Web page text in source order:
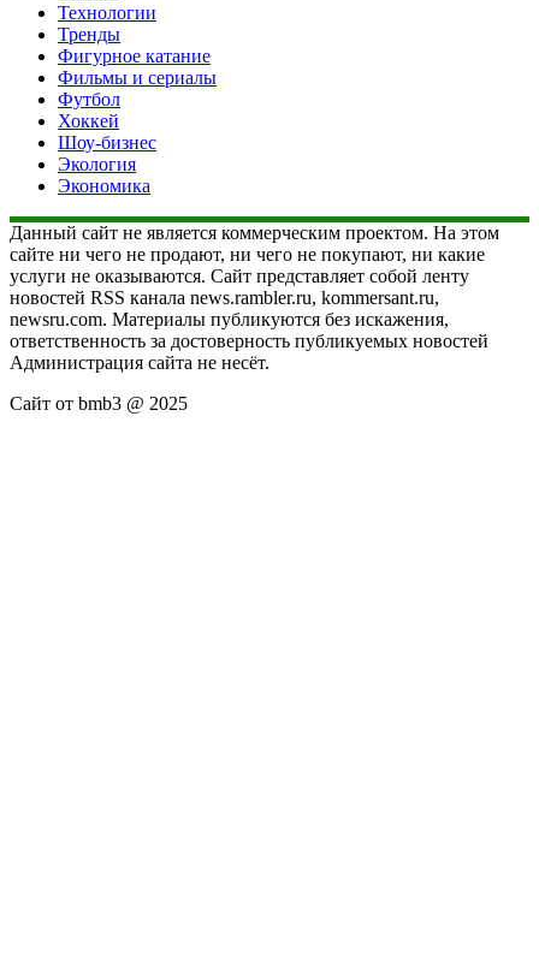
Технологии
Тренды
Фигурное катание
Фильмы и сериалы
Футбол
Хоккей
Шоу-бизнес
Экология
Экономика
Данный сайт не является коммерческим проектом. На этом
сайте ни чего не продают, ни чего не покупают, ни какие
услуги не оказываются. Сайт представляет собой ленту
новостей RSS канала news.rambler.ru, kommersant.ru,
newsru.com. Материалы публикуются без искажения,
ответственность за достоверность публикуемых новостей
Администрация сайта не несёт.
Сайт от bmb3 @ 2025